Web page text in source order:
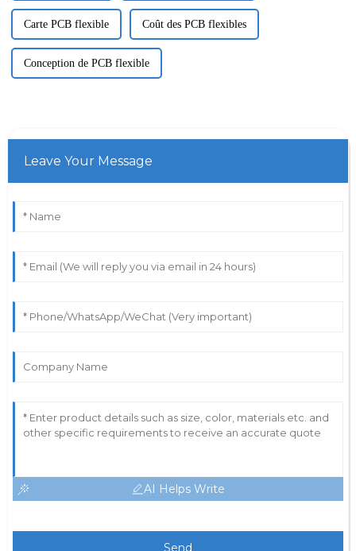
Carte PCB flexible Coût des PCB flexibles
Conception de PCB flexible
Leave Your Message
AI Helps Write
Send